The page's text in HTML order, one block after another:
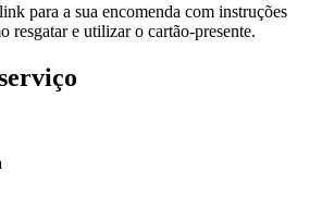
para a sua encomenda com instruções
resgatar e utilizar o cartão-presente.